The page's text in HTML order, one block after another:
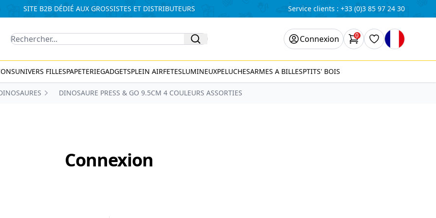
SITE B2B DÉDIÉ AUX GROSSISTES ET DISTRIBUTEURS Service clients : +33 (0)3 85 97 24 30
Recherche Connexion 0
articles dans le
Liste de souhait
UNIVERS FILLESPAPETERIEGADGETSPLEIN AIRFETESLUMINEUXPELUCHESARMES A BILLESPTITS' BOIS
DINOSAURE PRESS & GO 9.5CM 4 COULEURS ASSORTIES
Connexion